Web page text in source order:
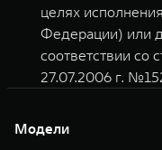
целях
Федерации) или
соответствии со
27.07.2006 г.
Модели